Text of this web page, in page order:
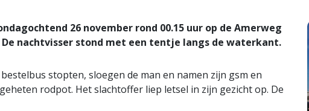
26 november rond 00.15 uur op de Amerweg
nachtvisser stond met een tentje langs de waterkant.
stopten, sloegen de man en namen zijn gsm en
rodpot. Het slachtoffer liep letsel in zijn gezicht op. De